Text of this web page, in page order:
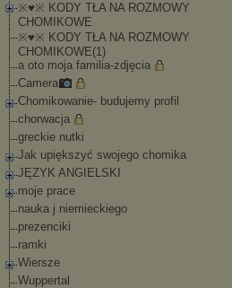
※♥※ KODY TŁA NA ROZMOWY
CHOMIKOWE
※♥※ KODY TŁA NA ROZMOWY
CHOMIKOWE(1)
a oto moja familia-zdjęcia
Camera
Chomikowanie- budujemy profil
chorwacja
greckie nutki
Jak upiększyć swojego chomika
JĘZYK ANGIELSKI
moje prace
nauka j niemieckiego
prezenciki
ramki
Wiersze
Wuppertal